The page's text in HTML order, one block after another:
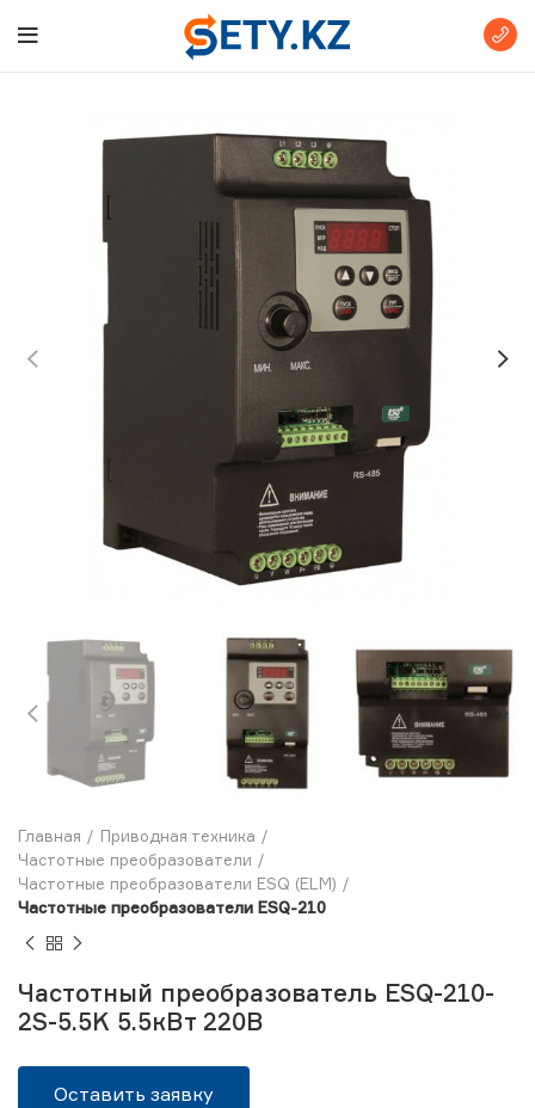
Главная
Приводная техника
Частотные преобразователи
Частотные преобразователи ESQ (ELM)
Частотные преобразователи ESQ-210
Частотный преобразователь ESQ-210-
2S-5.5K 5.5кВт 220В
Оставить заявку